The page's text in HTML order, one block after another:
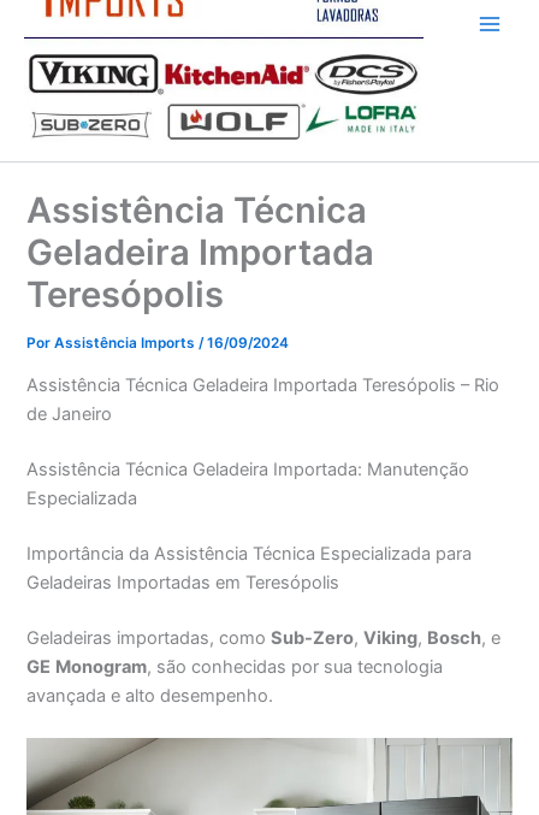
Assistência Técnica
Geladeira Importada
Teresópolis
PorAssistência Imports/16/09/2024
Assistência Técnica Geladeira Importada Teresópolis – Rio
de Janeiro
Assistência Técnica Geladeira Importada: Manutenção
Especializada
Importância da Assistência Técnica Especializada para
Geladeiras Importadas em Teresópolis
Geladeiras importadas, comoSub-Zero,Viking, Bosch, e
GE Monogram, são conhecidas por sua tecnologia
avançada e alto desempenho.